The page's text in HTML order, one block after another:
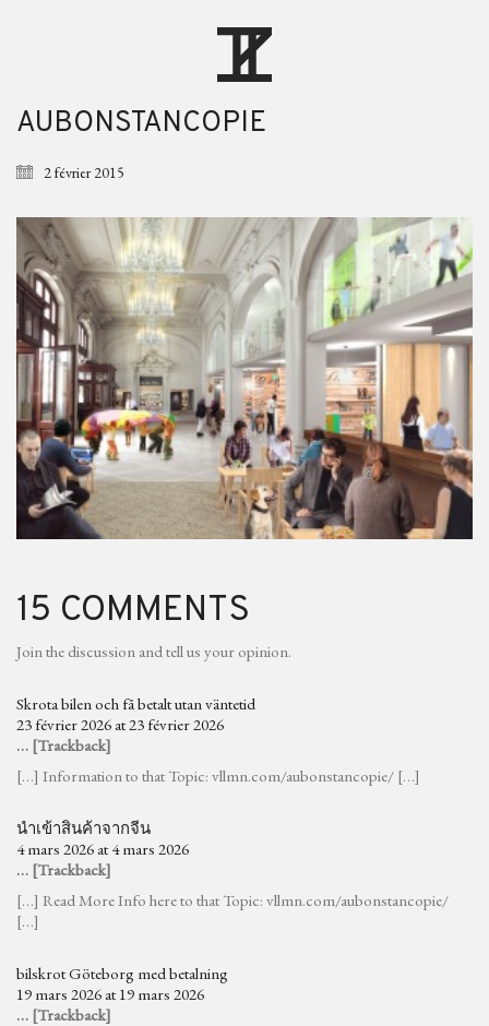
AUBONSTANCOPIE
2 février 2015
15 COMMENTS
Join the discussion and tell us your opinion.
Skrota bilen och få betalt utan väntetid
23 février 2026 at 23 février 2026
… [Trackback]
[…] Information to that Topic: vllmn.com/aubonstancopie/ […]
นำเข้าสินค้าจากจีน
4 mars 2026 at 4 mars 2026
… [Trackback]
[…] Read More Info here to that Topic: vllmn.com/aubonstancopie/
[…]
bilskrot Göteborg med betalning
19 mars 2026 at 19 mars 2026
… [Trackback]